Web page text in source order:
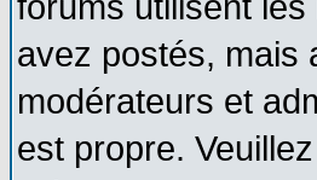
avez postés, mais
modérateurs et
est propre.